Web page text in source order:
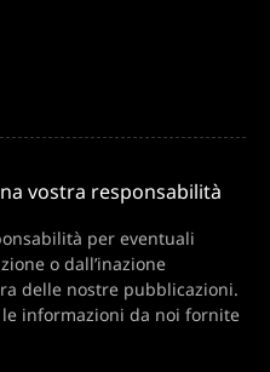
vostra responsabilità
per eventuali
o dall’inazione
delle nostre pubblicazioni.
le informazioni da noi fornite